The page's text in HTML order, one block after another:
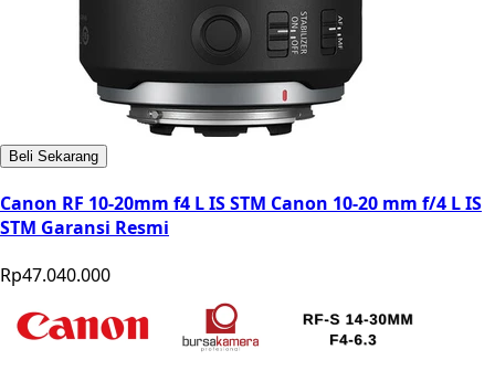
Beli Sekarang
Canon RF 10-20mm f4 L IS STM Canon 10-20 mm f/4 L IS
STM Garansi Resmi
Rp47.040.000